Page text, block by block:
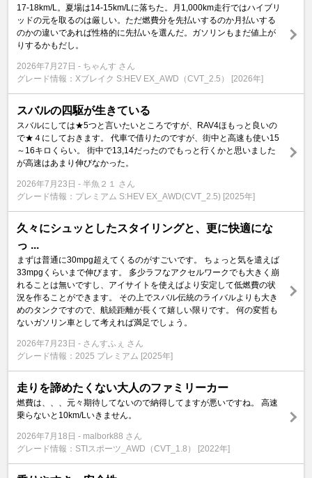
17-18km/L。夏場は14-15km/Lに落ちた。月1,000km走行ではハイブリ
ッドの元を取るのは厳しい。ただ燃費分を先払いするのか月払いする
のかの違いであれば性格的に先払いを選んだ。ガソリンもまだ値上が
りするかもだし。
2026年7月27日
ちゃんす さん
グレード情報：Xブレイク S:HEV EX_AWD（CVT_2.5） [2026年]
スバルの四駆が生きている
スバルにしては★5つと言いたいところですが、RAV4ほもっと良いの
で★４にしておきます。 代車で借りたのですが、街中と高速も使い15
～16キロくらい。 街中で13,14だったのでもっと行くかと思いました
が高速はあまり伸びなかった。
2026年7月23日
半魚２１ さん
グレード情報：プレミアム S:HEV EX_AWD(CVT_2.5) [2025年]
久々にシュッとしたスタイリングと、更に快適にな
っ ...
まずは普通に30mpg超えてくるのがすごいです。 ちょっと気を遣えば
33mpgくらいまで伸びます。 多少ラフなアクセルワークでも大きく崩
れることは無いですし、アイサイトを使えばより安定して低燃費の状
況を作ることができます。 その上でスバル伝統のライバルよりも大き
めのタンクですので、航続距離が長くて嬉しい限りです。 何の変哲も
ないガソリン車として考えれば満足でしょう。
2026年7月23日
さんすふぇ さん
グレード情報：2025 プレミアム [2025年]
走りを諦めたくない大人のファミリーカー
燃費は、、、元々期待してないので納得してますが悪いですね。 高速
乗らないと10km/Lいきません。
2026年7月18日
malbork88 さん
グレード情報：STIスポーツ_AWD（CVT_1.8） [2022年]